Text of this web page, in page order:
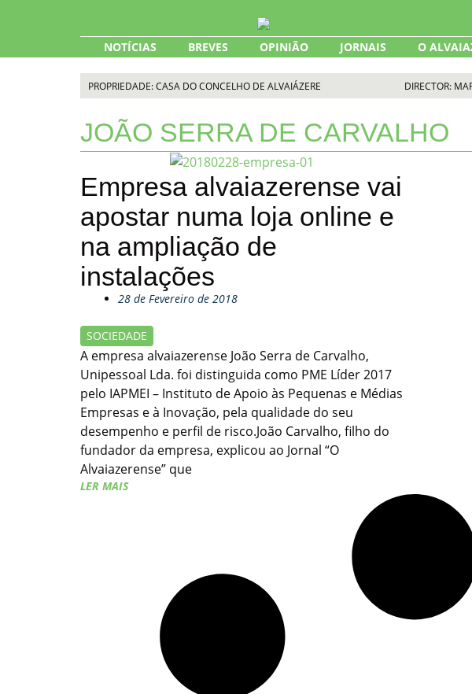
NOTÍCIAS BREVES OPINIÃO JORNAIS O
PROPRIEDADE: CASA DO CONCELHO DE ALVAIÁZERE DIRECTOR:
JOÃO SERRA DE CARVALHO
Empresa alvaiazerense vai
apostar numa loja online e
na ampliação de
instalações
28 de Fevereiro de 2018
SOCIEDADE
A empresa alvaiazerense João Serra de Carvalho,
Unipessoal Lda. foi distinguida como PME Líder 2017
pelo IAPMEI – Instituto de Apoio às Pequenas e Médias
Empresas e à Inovação, pela qualidade do seu
desempenho e perfil de risco.João Carvalho, filho do
fundador da empresa, explicou ao Jornal “O
Alvaiazerense” que
LER MAIS